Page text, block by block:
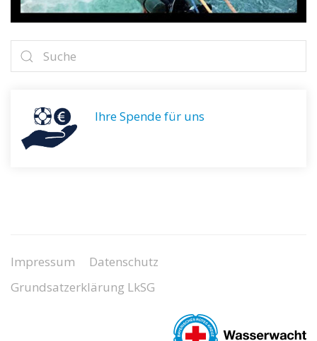
Ihre Spende für uns
Impressum
Datenschutz
Grundsatzerklärung LkSG